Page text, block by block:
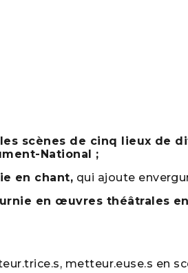
scènes de cinq lieux de
National ;
en chant, qui ajoute
en œuvres théâtrales
metteur.euse.s en